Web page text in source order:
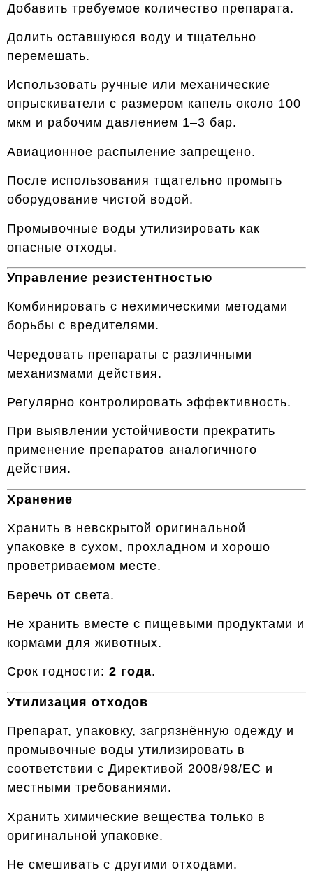
Добавить требуемое количество препарата.
Долить оставшуюся воду и тщательно
перемешать.
Использовать ручные или механические
опрыскиватели с размером капель около 100
мкм и рабочим давлением 1–3 бар.
Авиационное распыление запрещено.
После использования тщательно промыть
оборудование чистой водой.
Промывочные воды утилизировать как
опасные отходы.
Управление резистентностью
Комбинировать с нехимическими методами
борьбы с вредителями.
Чередовать препараты с различными
механизмами действия.
Регулярно контролировать эффективность.
При выявлении устойчивости прекратить
применение препаратов аналогичного
действия.
Хранение
Хранить в невскрытой оригинальной
упаковке в сухом, прохладном и хорошо
проветриваемом месте.
Беречь от света.
Не хранить вместе с пищевыми продуктами и
кормами для животных.
Срок годности: 2 года.
Утилизация отходов
Препарат, упаковку, загрязнённую одежду и
промывочные воды утилизировать в
соответствии с Директивой 2008/98/EC и
местными требованиями.
Хранить химические вещества только в
оригинальной упаковке.
Не смешивать с другими отходами.